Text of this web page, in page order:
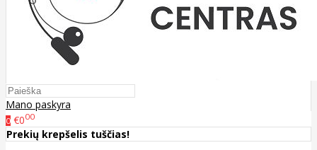
Mano paskyra
0 €000
Prekių krepšelis tuščias!